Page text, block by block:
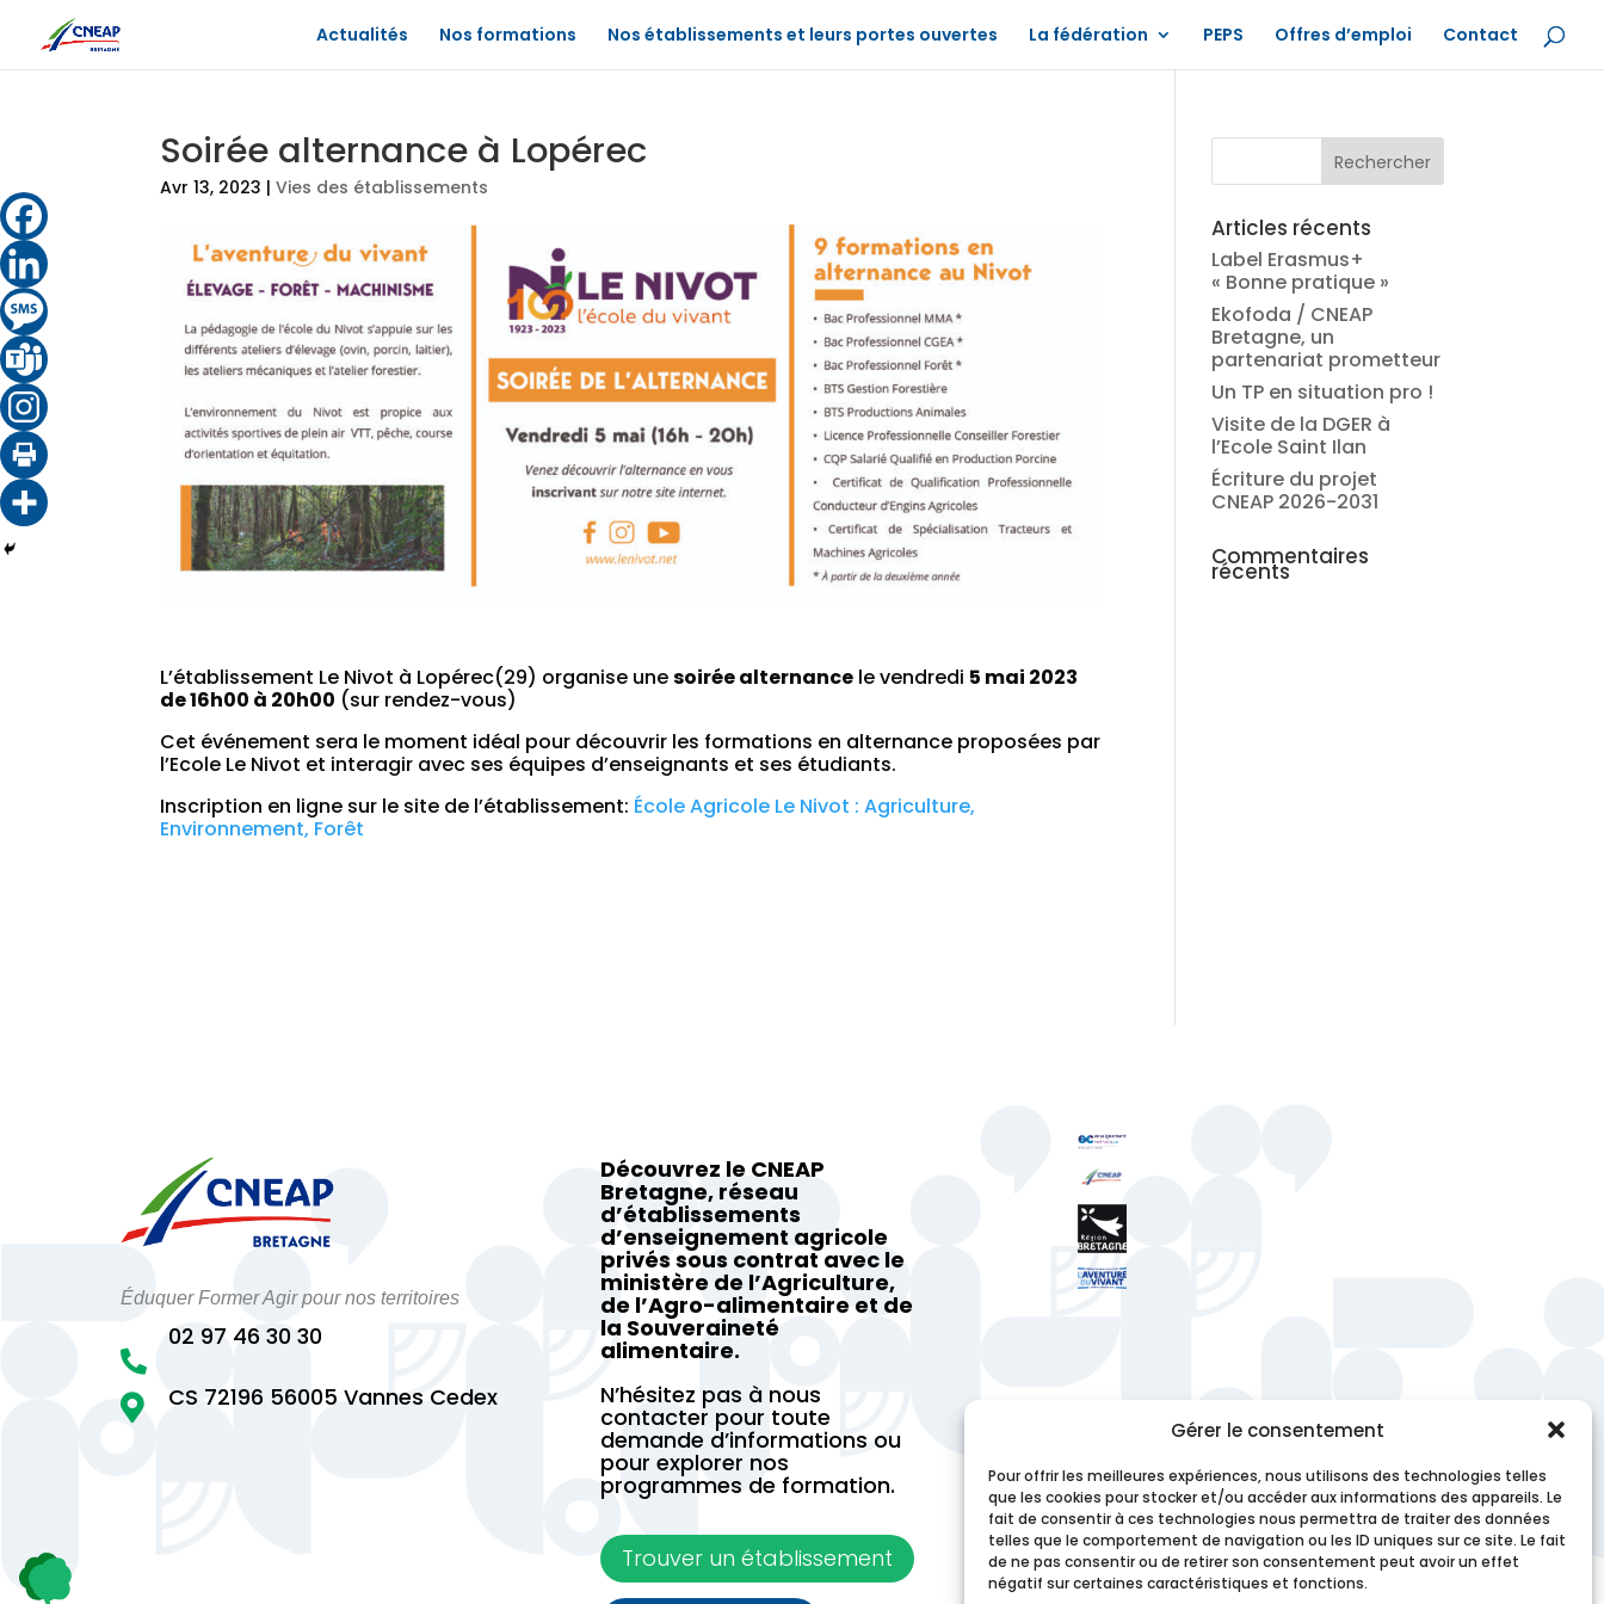
Gérer le consentement
Pour offrir les meilleures expériences, nous utilisons des technologies telles
que les cookies pour stocker et/ou accéder aux informations des appareils. Le
fait de consentir à ces technologies nous permettra de traiter des données
telles que le comportement de navigation ou les ID uniques sur ce site. Le fait
de ne pas consentir ou de retirer son consentement peut avoir un effet
négatif sur certaines caractéristiques et fonctions.
Actualités Nos formations Nos établissements et leurs portes ouvertes La fédération PEPS Offres d’emploi Contact
Soirée alternance à Lopérec
Avr 13, 2023 |Vies des établissements
L’établissement Le Nivot à Lopérec(29) organise unesoirée alternance le vendredi 5 mai 2023
de 16h00 à 20h00 (sur rendez-vous)
Cet événement sera le moment idéal pour découvrir les formations en alternance proposées par
l’Ecole Le Nivot et interagir avec ses équipes d’enseignants et ses étudiants.
Inscription en ligne sur le site de l’établissement: École Agricole Le Nivot : Agriculture,
Environnement, Forêt
Articles récents
Label Erasmus+
« Bonne pratique »
Ekofoda / CNEAP
Bretagne, un
partenariat prometteur
Un TP en situation pro !
Visite de la DGER à
l’Ecole Saint Ilan
Écriture du projet
CNEAP 2026-2031
Commentaires
récents
Éduquer Former Agir pour nos territoires

 CS 72196 56005 Vannes Cedex
02 97 46 30 30
Découvrez le CNEAP
Bretagne, réseau
d’établissements
d’enseignement agricole
privés sous contrat avec le
ministère de l’Agriculture,
de l’Agro-alimentaire et de
la Souveraineté
alimentaire.
N’hésitez pas à nous
contacter pour toute
demande d’informations ou
pour explorer nos
programmes de formation.
Trouver un établissement